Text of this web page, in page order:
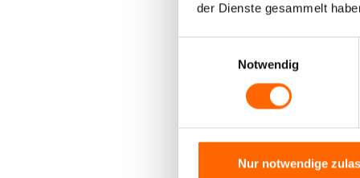
der Dienste gesammelt
Notwendig
Nur notwendige
1 Das richtige
GEEIGNETE PINSEL
Zum Streichen mit
größeren Flächenist ein